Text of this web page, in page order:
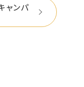
ャンパ